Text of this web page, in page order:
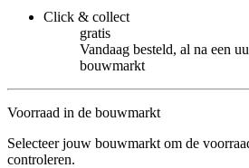
Click & collect
gratis
Vandaag besteld, al na een
bouwmarkt
Voorraad in de bouwmarkt
Selecteer jouw bouwmarkt om de
controleren.